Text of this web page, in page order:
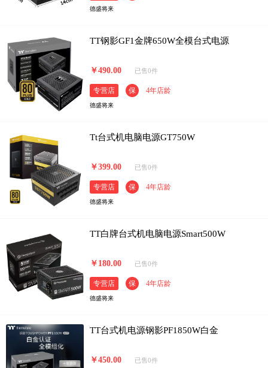
德盛将来
TT钢影GF1金牌650W全模台式电源
￥490.00 已售0件
专营店 保 4年店龄
德盛将来
Tt台式机电脑电源GT750W
￥399.00 已售0件
专营店 保 4年店龄
德盛将来
TT白牌台式机电脑电源Smart500W
￥180.00 已售0件
专营店 保 4年店龄
德盛将来
TT台式机电源钢影PF1850W白金
￥450.00 已售0件